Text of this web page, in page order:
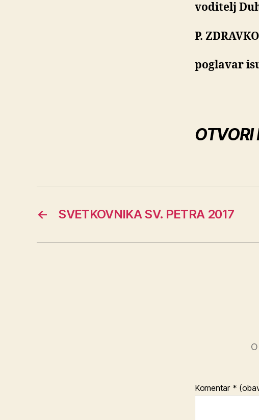
voditelj
P.
poglavar
← SVETKOVNIKA SV. PETRA 2017
Komentar *